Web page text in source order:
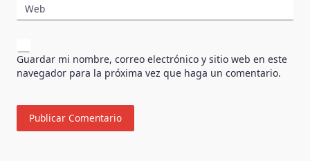
Web
Guardar mi nombre, correo electrónico y sitio web en este
navegador para la próxima vez que haga un comentario.